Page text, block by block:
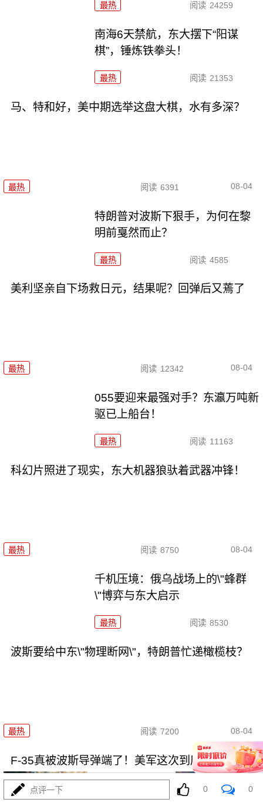
最热 阅读 24259
南海6天禁航，东大摆下“阳谋
棋”，锤炼铁拳头！
最热 阅读 21353
马、特和好，美中期选举这盘大棋，水有多深？
最热 阅读 6391 08-04
特朗普对波斯下狠手，为何在黎
明前戛然而止？
最热 阅读 4585
美利坚亲自下场救日元，结果呢？回弹后又蔫了
最热 阅读 12342 08-04
055要迎来最强对手？东瀛万吨新
驱已上船台！
最热 阅读 11163
科幻片照进了现实，东大机器狼驮着武器冲锋！
最热 阅读 8750 08-04
千机压境：俄乌战场上的\"蜂群
\"博弈与东大启示
最热 阅读 8530
波斯要给中东\"物理断网\"，特朗普忙递橄榄枝？
最热 阅读 7200 08-04
F-35真被波斯导弹端了！美军这次到底输在哪
点评一下 0 0